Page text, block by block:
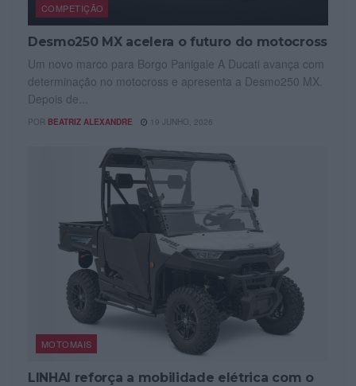
COMPETIÇÃO
Desmo250 MX acelera o futuro do motocross
Um novo marco para Borgo Panigale A Ducati avança com
determinação no motocross e apresenta a Desmo250 MX.
Depois de...
POR BEATRIZ ALEXANDRE 19 JUNHO, 2026
MOTOMAIS
LINHAI reforça a mobilidade elétrica com o